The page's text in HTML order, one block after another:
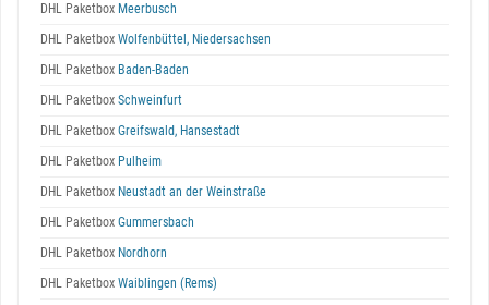
DHL Paketbox Meerbusch
DHL Paketbox Wolfenbüttel, Niedersachsen
DHL Paketbox Baden-Baden
DHL Paketbox Schweinfurt
DHL Paketbox Greifswald, Hansestadt
DHL Paketbox Pulheim
DHL Paketbox Neustadt an der Weinstraße
DHL Paketbox Gummersbach
DHL Paketbox Nordhorn
DHL Paketbox Waiblingen (Rems)